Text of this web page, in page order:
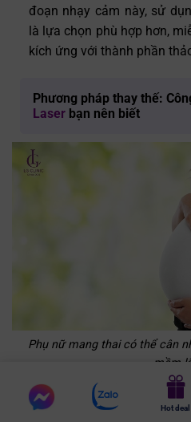
đoạn nhạy cảm này, sử
là lựa chọn phù hợp hơn,
kích ứng với thành phần
Phương pháp thay thế:
Laser bạn nên biết
Phụ nữ mang thai có thể cân
mềm
Lưu ý trước và sau khi
Chat
messenger
Chat
Hot deal